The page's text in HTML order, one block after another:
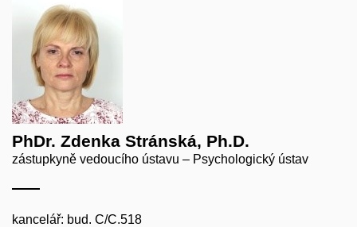
PhDr. Zdenka Stránská, Ph.D.
zástupkyně vedoucího ústavu – Psychologický ústav
kancelář: bud. C/C.518